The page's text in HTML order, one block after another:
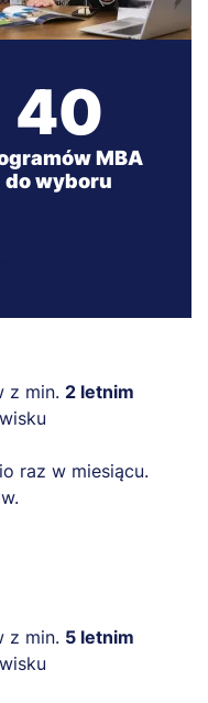
40
MBA
do wyboru
z min. 2 letnim
raz w miesiącu.
z min. 5 letnim